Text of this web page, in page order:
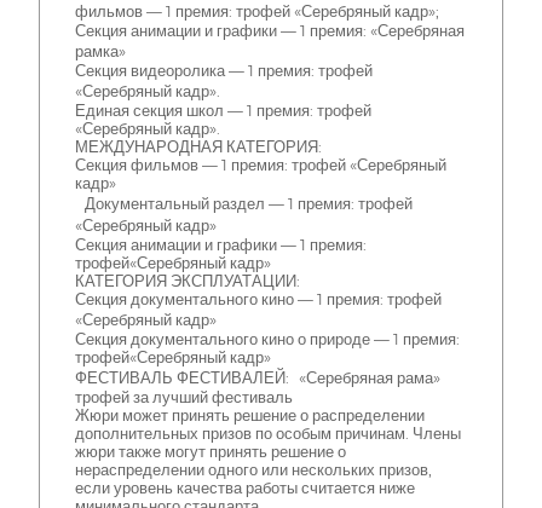
фильмов — 1 премия: трофей «Серебряный кадр»;
Секция анимации и графики — 1 премия: «Серебряная
рамка»
Секция видеоролика — 1 премия: трофей
«Серебряный кадр».
Единая секция школ — 1 премия: трофей
«Серебряный кадр».
МЕЖДУНАРОДНАЯ КАТЕГОРИЯ:
Секция фильмов — 1 премия: трофей «Серебряный
кадр»
Документальный раздел — 1 премия: трофей
«Серебряный кадр»
Секция анимации и графики — 1 премия:
трофей«Серебряный кадр»
КАТЕГОРИЯ ЭКСПЛУАТАЦИИ:
Секция документального кино — 1 премия: трофей
«Серебряный кадр»
Секция документального кино о природе — 1 премия:
трофей«Серебряный кадр»
ФЕСТИВАЛЬ ФЕСТИВАЛЕЙ: «Серебряная рама»
трофей за лучший фестиваль
Жюри может принять решение о распределении
дополнительных призов по особым причинам. Члены
жюри также могут принять решение о
нераспределении одного или нескольких призов,
если уровень качества работы считается ниже